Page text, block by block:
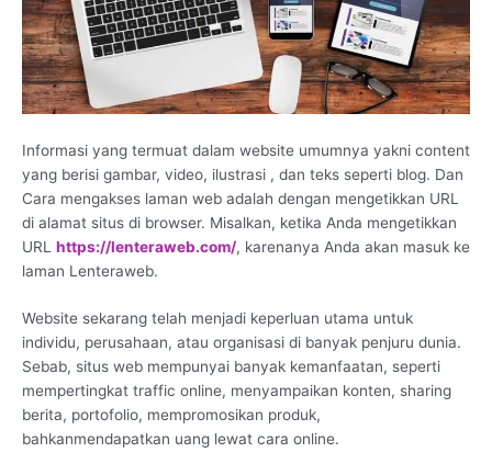
Informasi yang termuat dalam website umumnya yakni content
yang berisi gambar, video, ilustrasi , dan teks seperti blog. Dan
Cara mengakses laman web adalah dengan mengetikkan URL
di alamat situs di browser. Misalkan, ketika Anda mengetikkan
URL https://lenteraweb.com/, karenanya Anda akan masuk ke
laman Lenteraweb.
Website sekarang telah menjadi keperluan utama untuk
individu, perusahaan, atau organisasi di banyak penjuru dunia.
Sebab, situs web mempunyai banyak kemanfaatan, seperti
mempertingkat traffic online, menyampaikan konten, sharing
berita, portofolio, mempromosikan produk,
bahkanmendapatkan uang lewat cara online.